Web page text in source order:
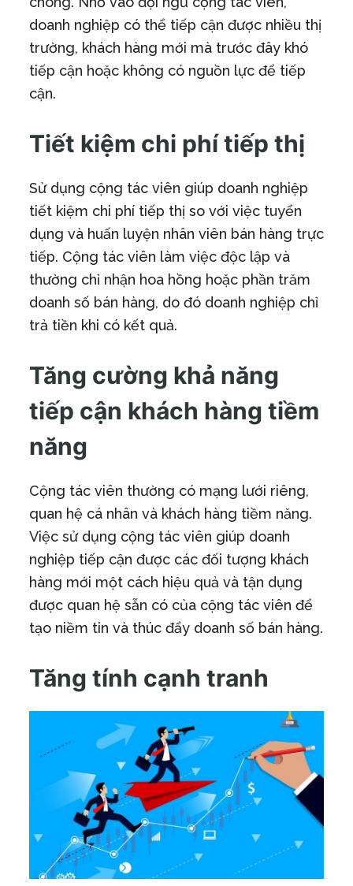
doanh nghiệp có thể tiếp cận được nhiều thị
trường, khách hàng mới mà trước đây khó
tiếp cận hoặc không có nguồn lực để tiếp
cận.
Tiết kiệm chi phí tiếp thị
Sử dụng cộng tác viên giúp doanh nghiệp
tiết kiệm chi phí tiếp thị so với việc tuyển
dụng và huấn luyện nhân viên bán hàng trực
tiếp. Cộng tác viên làm việc độc lập và
thường chỉ nhận hoa hồng hoặc phần trăm
doanh số bán hàng, do đó doanh nghiệp chỉ
trả tiền khi có kết quả.
Tăng cường khả năng
tiếp cận khách hàng tiềm
năng
Cộng tác viên thường có mạng lưới riêng,
quan hệ cá nhân và khách hàng tiềm năng.
Việc sử dụng cộng tác viên giúp doanh
nghiệp tiếp cận được các đối tượng khách
hàng mới một cách hiệu quả và tận dụng
được quan hệ sẵn có của cộng tác viên để
tạo niềm tin và thúc đẩy doanh số bán hàng.
Tăng tính cạnh tranh